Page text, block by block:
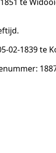
te